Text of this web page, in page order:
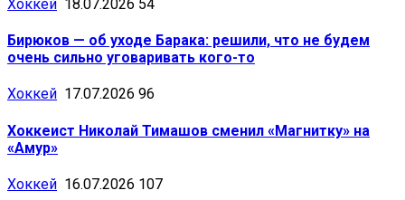
Хоккей 18.07.2026 54
Бирюков — об уходе Барака: решили, что не будем
очень сильно уговаривать кого-то
Хоккей 17.07.2026 96
Хоккеист Николай Тимашов сменил «Магнитку» на
«Амур»
Хоккей 16.07.2026 107